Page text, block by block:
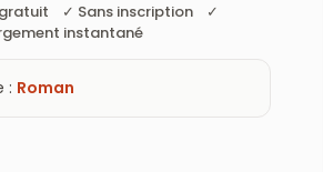
gratuit ✓ Sans inscription ✓
instantané
: Roman